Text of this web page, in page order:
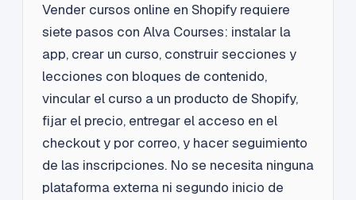
Vender cursos online en Shopify requiere
siete pasos con Alva Courses: instalar la
app, crear un curso, construir secciones y
lecciones con bloques de contenido,
vincular el curso a un producto de Shopify,
fijar el precio, entregar el acceso en el
checkout y por correo, y hacer seguimiento
de las inscripciones. No se necesita ninguna
plataforma externa ni segundo inicio de